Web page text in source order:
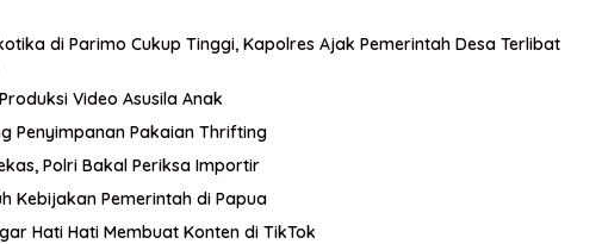
di Parimo Cukup Tinggi, Kapolres Ajak Pemerintah Desa Terlibat
Video Asusila Anak
Penyimpanan Pakaian Thrifting
Polri Bakal Periksa Importir
Kebijakan Pemerintah di Papua
Hati Hati Membuat Konten di TikTok